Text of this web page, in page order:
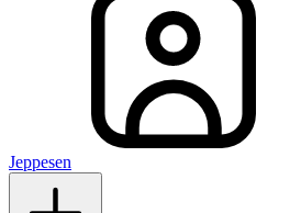
Jeppesen